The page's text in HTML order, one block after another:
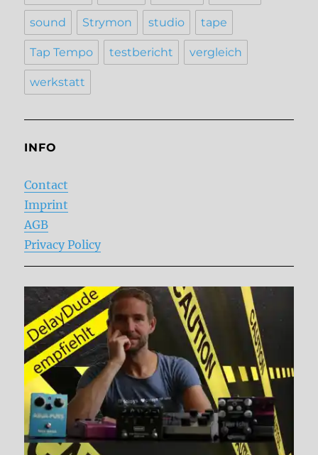
sound Strymon studio tape
Tap Tempo testbericht vergleich
werkstatt
INFO
Contact
Imprint
AGB
Privacy Policy